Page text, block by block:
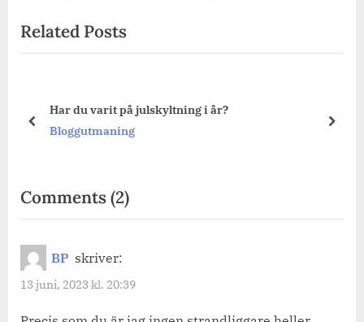
Related Posts
Har du varit på julskyltning i år?
Bloggutmaning
prev next
Comments(2)on
“Det
BP skriver:
13 juni, 2023 kl. 20:39